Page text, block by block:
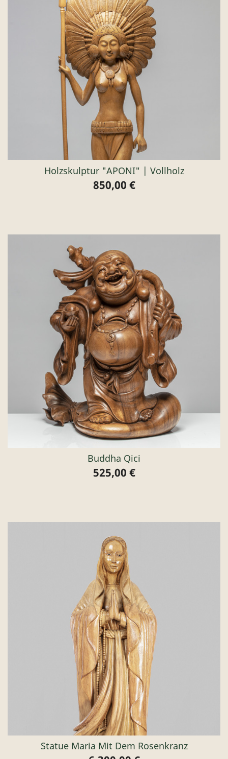
Holzskulptur "APONI" | Vollholz
Preis
850,00 €
Buddha Qici
Preis
525,00 €
Statue Maria Mit Dem Rosenkranz